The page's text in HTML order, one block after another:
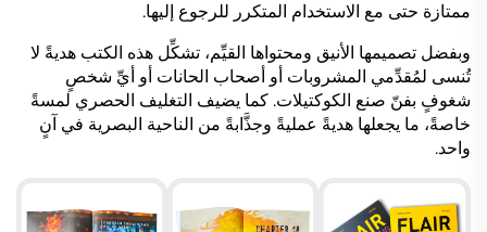
ممتازة حتى مع الاستخدام المتكرر للرجوع إليها.
وبفضل تصميمها الأنيق ومحتواها القيِّم، تشكِّل هذه الكتب هديةً لا
تُنسى لمُقدِّمي المشروبات أو أصحاب الحانات أو أيِّ شخصٍ
شغوفٍ بفنّ صنع الكوكتيلات. كما يضيف التغليف الحصري لمسةً
خاصةً، ما يجعلها هديةً عمليةً وجذَّابةً من الناحية البصرية في آنٍ
واحد.